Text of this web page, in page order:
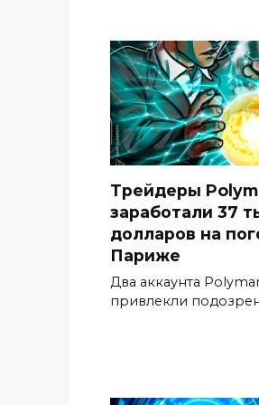
Трейдеры
заработали 37
долларов на
Париже
Два аккаунта
привлекли